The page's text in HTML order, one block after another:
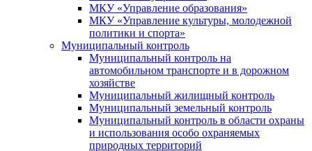
МКУ «Управление образования»
МКУ «Управление культуры, молодежной
политики и спорта»
Муниципальный контроль
Муниципальный контроль на
автомобильном транспорте и в дорожном
хозяйстве
Муниципальный жилищный контроль
Муниципальный земельный контроль
Муниципальный контроль в области охраны
и использования особо охраняемых
природных территорий